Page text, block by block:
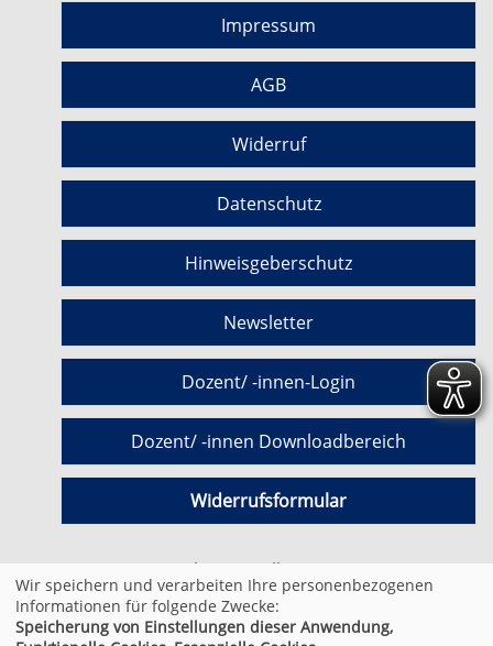
Impressum
AGB
Widerruf
Datenschutz
Hinweisgeberschutz
Newsletter
Dozent/ -innen-Login
Dozent/ -innen Downloadbereich
Widerrufsformular
Cookie Einstellungen
© 2026 Kufer Software GmbH
Wir speichern und verarbeiten Ihre personenbezogenen
Informationen für folgende Zwecke:
Speicherung von Einstellungen dieser Anwendung,